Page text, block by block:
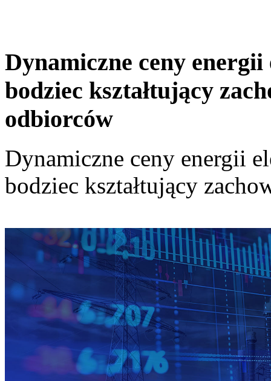
Dynamiczne ceny
bodziec kształtujący
odbiorców
Dynamiczne ceny energii
bodziec kształtujący